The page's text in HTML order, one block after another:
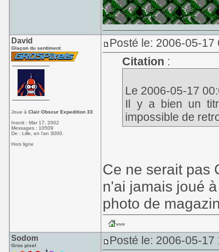
David
Glaçon du sentiment
Joue àClair Obscur Expedition 33
Inscrit : Mar 17, 2002
Messages : 10509
De : Lille, en l'an 3000.
Hors ligne
Posté le: 2006-05-17
Citation :
Le 2006-05-17
Il y a bien un
impossible de
Ce ne serait pas
n'ai jamais joué
photo de
Sodom
Gros pixel Posté le: 2006-05-17